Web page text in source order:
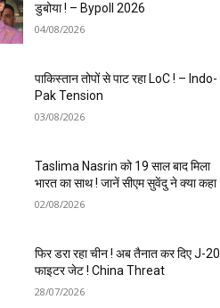
डुबोया ! – Bypoll 2026
04/08/2026
पाकिस्तान तोपों से पाट रहा LoC ! – Indo-
Pak Tension
03/08/2026
Taslima Nasrin को 19 साल बाद मिला
भारत का साथ ! जानें सीएम सुवेंदु ने क्या कहा
02/08/2026
फिर डरा रहा चीन ! अब तैनात कर दिए J-20
फाइटर जेट ! China Threat
28/07/2026